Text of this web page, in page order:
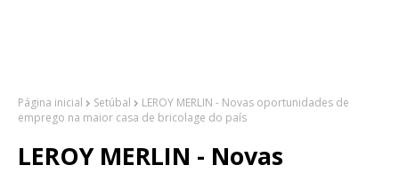
Página inicial Setúbal
LEROY MERLIN - Novas oportunidades de
emprego na maior casa de bricolage do país
LEROY MERLIN - Novas